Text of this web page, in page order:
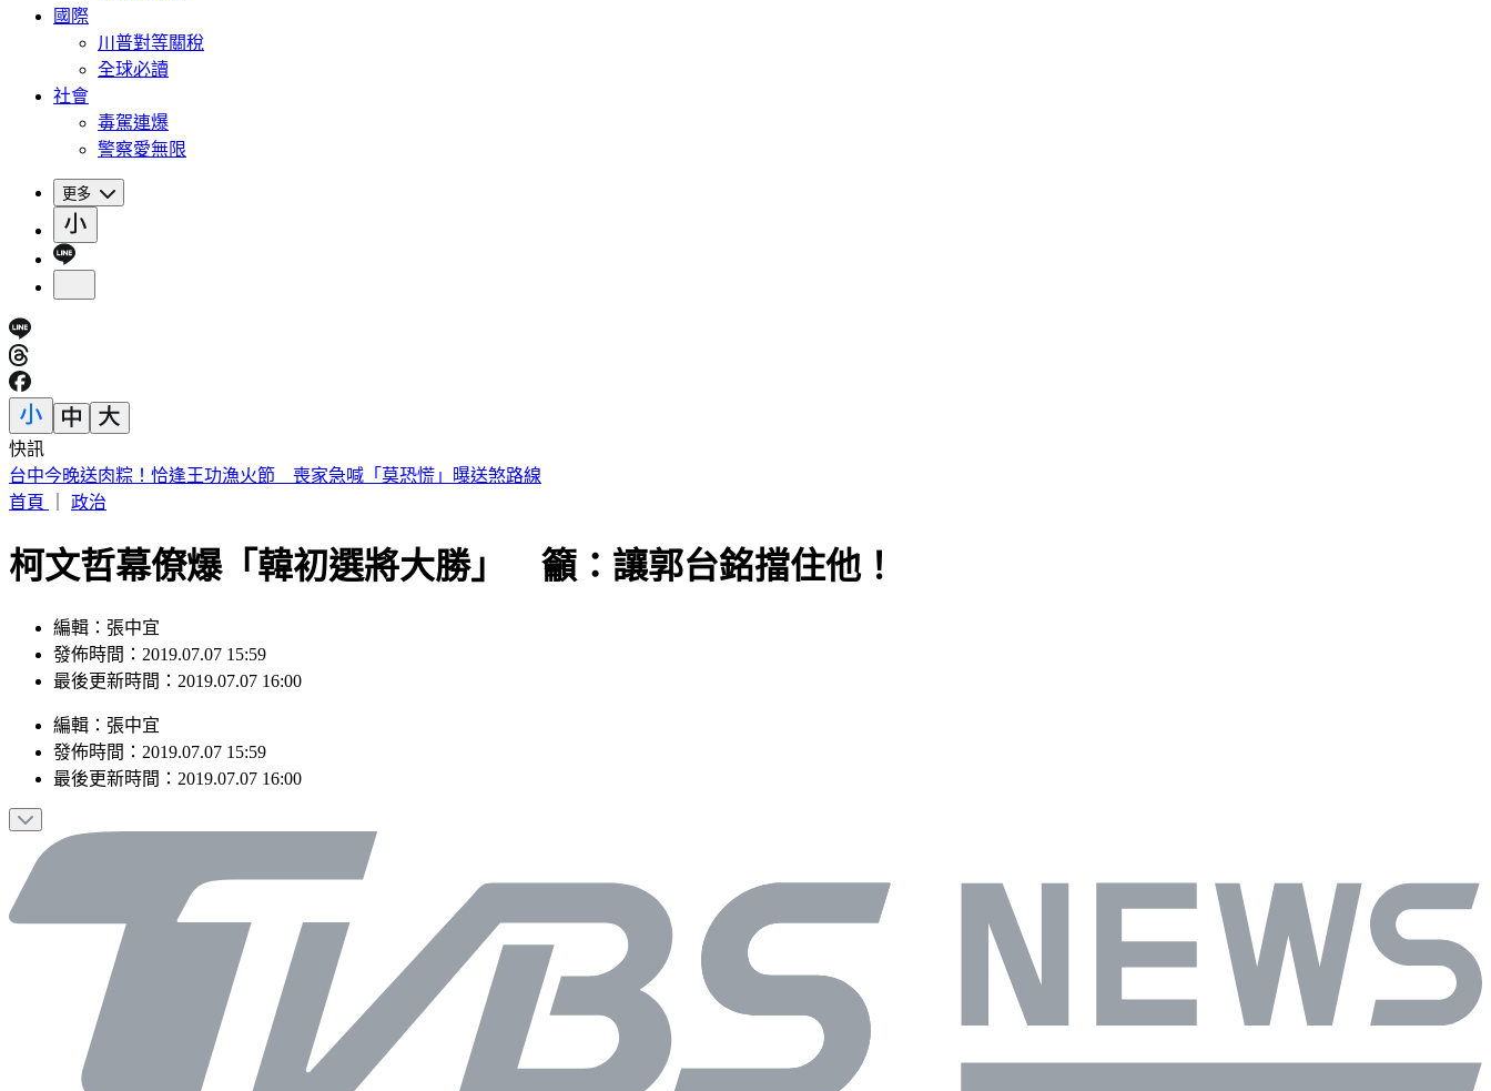
國際
川普對等關稅
全球必讀
社會
毒駕連爆
警察愛無限
更多
快訊
台中今晚送肉粽！恰逢王功漁火節 喪家急喊「莫恐慌」曝送煞路線
首頁
政治
柯文哲幕僚爆「韓初選將大勝」 籲：讓郭台銘擋住他！
編輯：張中宜
發佈時間：2019.07.07 15:59
最後更新時間：2019.07.07 16:00
編輯 ： 張中宜
發佈時間： 2019.07.07 15:59
最後更新時間： 2019.07.07 16:00